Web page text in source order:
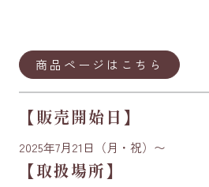
商品ページはこちら
【販売開始日】
2025年7月21日（月・祝）〜
【取扱場所】